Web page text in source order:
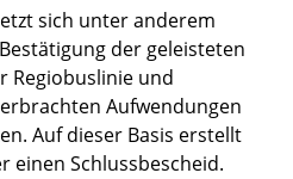
sich unter anderem
der geleisteten
Regiobuslinie und
Aufwendungen
Auf dieser Basis erstellt
einen Schlussbescheid.